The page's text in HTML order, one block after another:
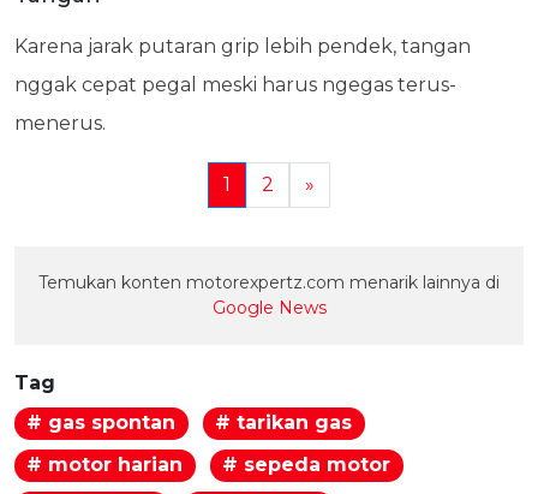
Karena jarak putaran grip lebih pendek, tangan
nggak cepat pegal meski harus ngegas terus-
menerus.
1 2 »
Temukan konten motorexpertz.com menarik lainnya di
Google News
Tag
# gas spontan
# tarikan gas
# motor harian
# sepeda motor